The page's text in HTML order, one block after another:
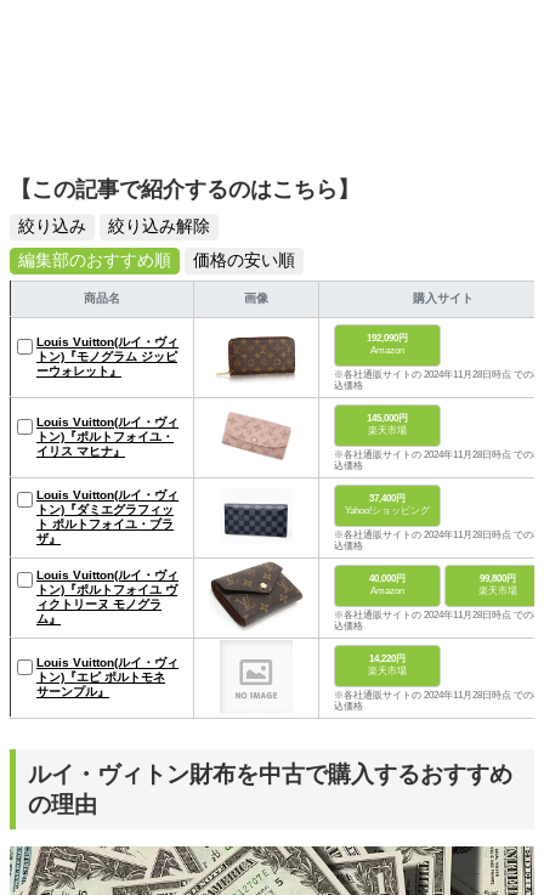
【この記事で紹介するのはこちら】
絞り込み
絞り込み解除
編集部のおすすめ順
価格の安い順
商品名 画像 購入サイト
Louis Vuitton(ルイ・ヴィ
トン)『モノグラム ジッピ
ーウォレット』
192,090円
Amazon
※各社通販サイトの 2024年11月28日時点 での税
込価格
Louis Vuitton(ルイ・ヴィ
トン)『ポルトフォイユ・
イリス マヒナ』
145,000円
楽天市場
※各社通販サイトの 2024年11月28日時点 での税
込価格
Louis Vuitton(ルイ・ヴィ
トン)『ダミエグラフィッ
ト ポルトフォイユ・ブラ
ザ』
37,400円
Yahoo!ショッピング
※各社通販サイトの 2024年11月28日時点 での税
込価格
Louis Vuitton(ルイ・ヴィ
トン)『ポルトフォイユ ヴ
ィクトリーヌ モノグラ
ム』
40,000円
Amazon
99,800円
楽天市場
※各社通販サイトの 2024年11月28日時点 での税
込価格
Louis Vuitton(ルイ・ヴィ
トン)『エピ ポルトモネ
サーンプル』
14,220円
楽天市場
※各社通販サイトの 2024年11月28日時点 での税
込価格
ルイ・ヴィトン財布を中古で購入するおすすめ
の理由